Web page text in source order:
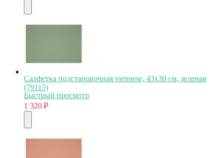
Салфетка подстановочная viennese, 43х30 см, зеленая
(79115)
Быстрый просмотр
1 320 ₽